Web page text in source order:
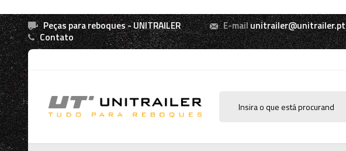
Peças para reboques - UNITRAILER E-mailunitrailer@unitrailer.pt
Contato